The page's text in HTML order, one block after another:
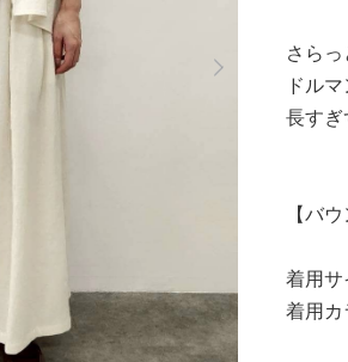
さら
ドル
長すぎ
【バ
着用サ
着用カ